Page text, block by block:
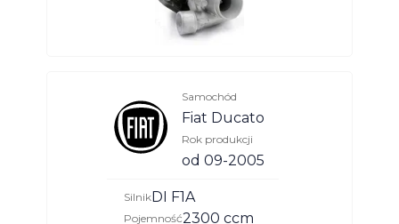
Samochód
Fiat Ducato
Rok produkcji
od 09-2005
Silnik DI F1A
Pojemność2300 ccm